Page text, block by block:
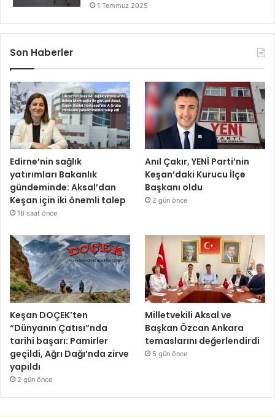
1 Temmuz 2025
Son Haberler
Edirne’nin sağlık
yatırımları Bakanlık
gündeminde: Aksal’dan
Keşan için iki önemli talep
18 saat önce
Anıl Çakır, YENİ Parti’nin
Keşan’daki Kurucu İlçe
Başkanı oldu
2 gün önce
Keşan DOÇEK’ten
“Dünyanın Çatısı”nda
tarihi başarı: Pamirler
geçildi, Ağrı Dağı’nda zirve
yapıldı
2 gün önce
Milletvekili Aksal ve
Başkan Özcan Ankara
temaslarını değerlendirdi
5 gün önce